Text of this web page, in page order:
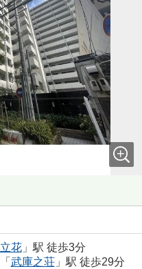
立花」駅 徒歩3分
「 武庫之荘」駅 徒歩29分